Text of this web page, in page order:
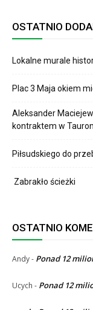
OSTATNIO
Lokalne murale
Plac 3 Maja okiem
Aleksander
kontraktem w
Piłsudskiego do
Zabrakło ścieżki
OSTATNIO
Andy- Ponad 12
Ucych - Ponad 12